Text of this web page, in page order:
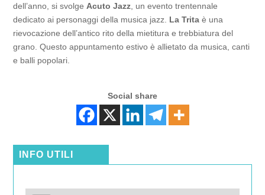
dell’anno, si svolge Acuto Jazz , un evento trentennale
dedicato ai personaggi della musica jazz. La Trita è una
rievocazione dell’antico rito della mietitura e trebbiatura del
grano. Questo appuntamento estivo è allietato da musica, canti
e balli popolari.
Social share
INFO UTILI